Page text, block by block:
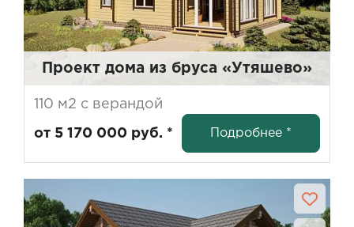
Проект дома из бруса «‎Утяшево»
110 м2 с верандой
от 5 170 000 руб. * Подробнее *